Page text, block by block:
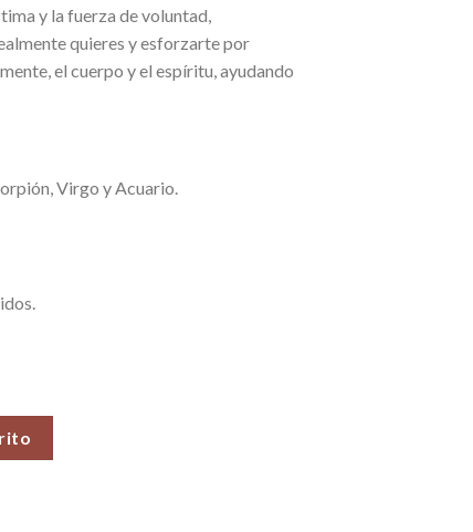
y la fuerza de voluntad,
quieres y esforzarte por
el cuerpo y el espíritu, ayudando
Virgo y Acuario.